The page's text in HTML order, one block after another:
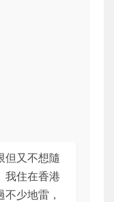
但又不想隨
我住在香港
少地雷，